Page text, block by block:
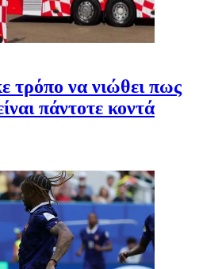
τρόπο να νιώθει πως
πάντοτε κοντά